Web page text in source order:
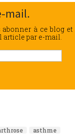
mail.
à ce blog et
article par e-mail.
asthme